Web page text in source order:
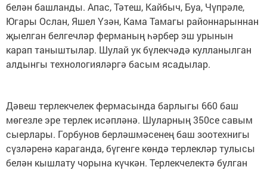
белән башланды. Апас, Тәтеш, Кайбыч, Буа, Чүпрәле,
Югары Ослан, Яшел Үзән, Кама Тамагы районнарыннан
җыелган белгечләр ферманың һәрбер эш урынын
карап таныштылар. Шулай ук бүлекчәдә кулланылган
алдынгы технологияләргә басым ясадылар.
Дәвеш терлекчелек фермасында барлыгы 660 баш
мөгезле эре терлек исәпләнә. Шуларның 350се савым
сыерлары. Горбунов берләшмәсенең баш зоотехнигы
сүзләренә караганда, бүгенге көндә терлекләр тулысы
белән кышлату чорына күчкән. Терлекчелектә булган